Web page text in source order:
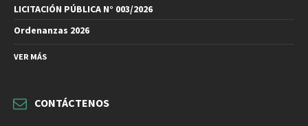
LICITACIÓN PÚBLICA N° 003/2026
Ordenanzas 2026
VER MÁS
CONTÁCTENOS